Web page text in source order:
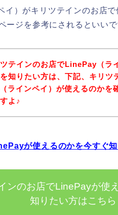
イ）がキリツテインのお店
ージを参考にされるといいで
テインのお店でLinePay（ラ
知りたい方は、下記、キリツ
ラインペイ）が使えるのかを
よ♪
が使えるのかを今すぐ
ンのお店でLinePayが使
知りたい方はこちら